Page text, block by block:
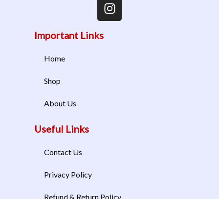
Important Links
Home
Shop
About Us
Useful Links
Contact Us
Privacy Policy
Refund & Return Policy